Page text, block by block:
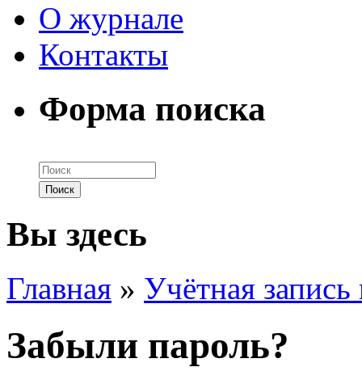
О журнале
Контакты
Форма поиска
Вы здесь
Главная » Учётная запись
Забыли пароль?